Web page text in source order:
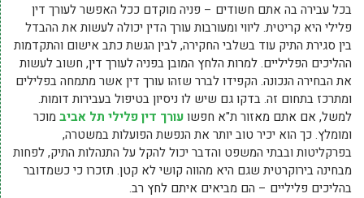
בכל עבירה בה אתם חשודים – פניה מוקדם ככל האפשר לעורך דין
פלילי היא קריטית. ליווי ומעורבות עורך הדין יכולה לעשות את ההבדל
בין סגירת התיק עוד בשלבי החקירה, לבין הגשת כתב אישום והתקדמות
ההליכים הפליליים. למרות הלחץ המובן בפניה לעורך דין, חשוב לעשות
את הבחירה הנכונה. הקפידו לברר שזהו עורך דין אשר מתמחה בפלילים
ומתרכז בתחום זה. בדקו גם שיש לו ניסיון בטיפול בעבירות דומות.
למשל, אם אתם מאזור ת"א חפשועורך דין פלילי תל אביב מוכר
ומומלץ. כך הוא יכיר טוב יותר את הנפשת הפועלות במשטרה,
בפרקליטות ובבתי המשפט והדבר יכול להקל על התנהלות התיק, לפחות
מבחינה בירוקרטית שגם היא מהווה קושי לא קטן. תזכרו כי כשמדובר
בהליכים פליליים – הם מביאים איתם לחץ רב.